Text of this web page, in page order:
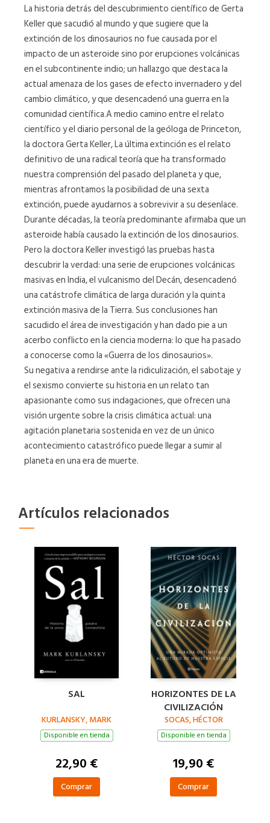
La historia detrás del descubrimiento científico de Gerta
Keller que sacudió al mundo y que sugiere que la
extinción de los dinosaurios no fue causada por el
impacto de un asteroide sino por erupciones volcánicas
en el subcontinente indio; un hallazgo que destaca la
actual amenaza de los gases de efecto invernadero y del
cambio climático, y que desencadenó una guerra en la
comunidad científica.A medio camino entre el relato
científico y el diario personal de la geóloga de Princeton,
la doctora Gerta Keller, La última extinción es el relato
definitivo de una radical teoría que ha transformado
nuestra comprensión del pasado del planeta y que,
mientras afrontamos la posibilidad de una sexta
extinción, puede ayudarnos a sobrevivir a su desenlace.
Durante décadas, la teoría predominante afirmaba que un
asteroide había causado la extinción de los dinosaurios.
Pero la doctora Keller investigó las pruebas hasta
descubrir la verdad: una serie de erupciones volcánicas
masivas en India, el vulcanismo del Decán, desencadenó
una catástrofe climática de larga duración y la quinta
extinción masiva de la Tierra. Sus conclusiones han
sacudido el área de investigación y han dado pie a un
acerbo conflicto en la ciencia moderna: lo que ha pasado
a conocerse como la «Guerra de los dinosaurios».
Su negativa a rendirse ante la ridiculización, el sabotaje y
el sexismo convierte su historia en un relato tan
apasionante como sus indagaciones, que ofrecen una
visión urgente sobre la crisis climática actual: una
agitación planetaria sostenida en vez de un único
acontecimiento catastrófico puede llegar a sumir al
planeta en una era de muerte.
Artículos relacionados
SAL
KURLANSKY, MARK
Disponible en tienda
22,90 €
Comprar
HORIZONTES DE LA
CIVILIZACIÓN
SOCAS, HÉCTOR
Disponible en tienda
19,90 €
Comprar